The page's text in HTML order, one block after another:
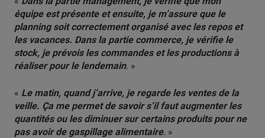
équipe est présente et ensuite, je m’assure que le
planning soit correctement organisé avec les repos et
les vacances. Dans la partie commerce, je vérifie le
stock, je prévois les commandes et les productions à
réaliser pour le lendemain. »
« Le matin, quand j’arrive, je regarde les ventes de la
veille. Ça me permet de savoir s’il faut augmenter les
quantités ou les diminuer sur certains produits pour ne
pas avoir de gaspillage alimentaire. »